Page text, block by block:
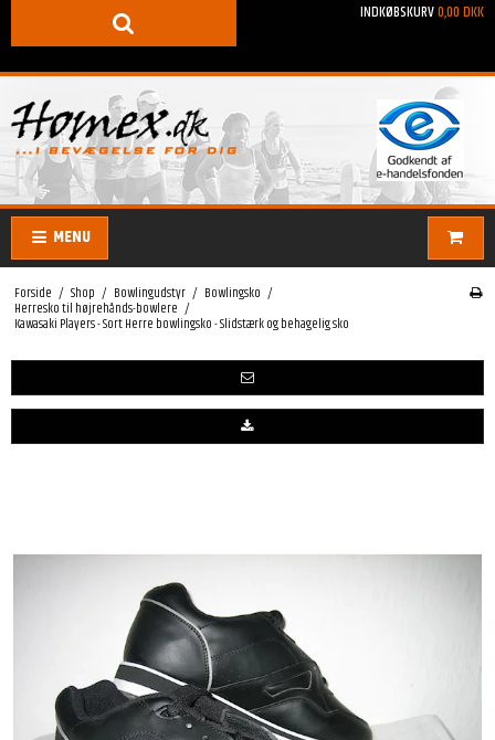
INDKØBSKURV0,00 DKK
MENU
Forside / Shop / Bowlingudstyr / Bowlingsko /
Herresko til højrehånds-bowlere /
Kawasaki Players - Sort Herre bowlingsko - Slidstærk og behagelig sko